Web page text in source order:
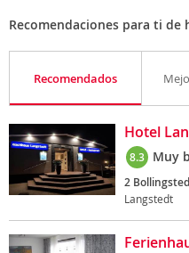
Recomendaciones para ti
Recomendados
Hotel
8.3 Muy
2
Langstedt